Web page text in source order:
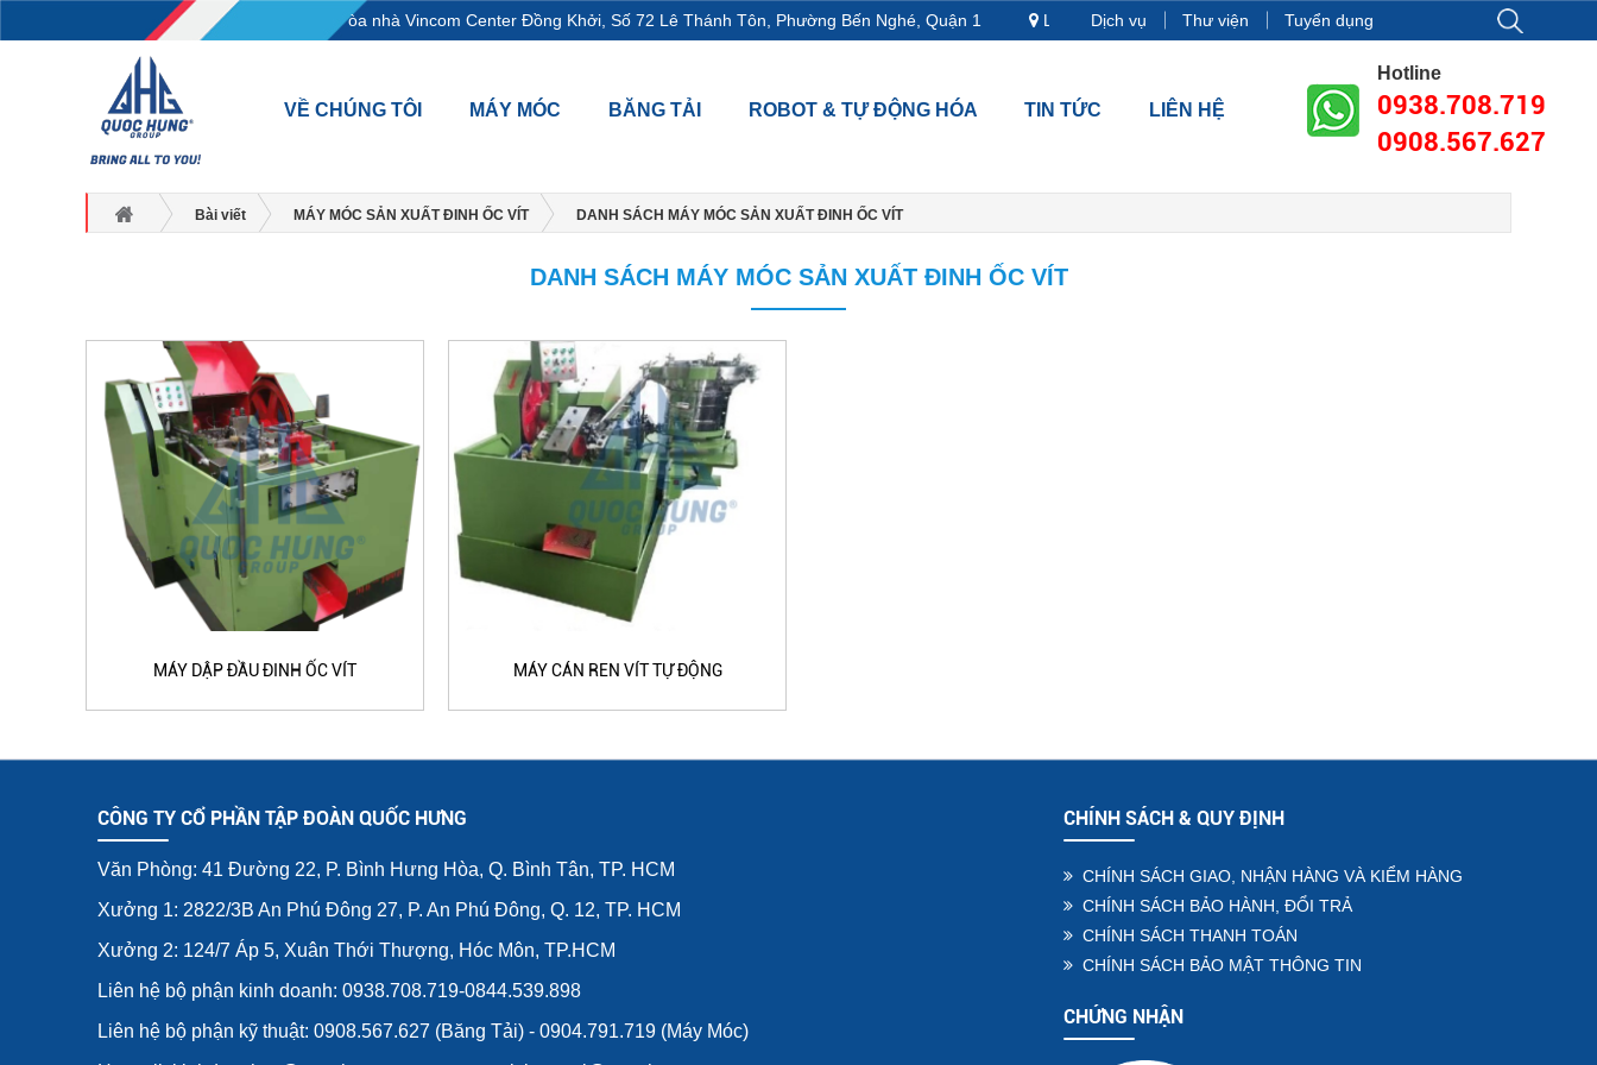
L18-11-13, Tầng 18, tòa nhà Vincom Center Đồng Khởi, Số 72 Lê Thánh Tôn, Phường Bến Nghé, Quận 1 L18-11-13, Tầng 18, tòa nhà Vincom Center Đồng Khởi, Số 72 Lê Thánh
Dịch vụ Thư viện Tuyển dụng
VỀ CHÚNG TÔI MÁY MÓC BĂNG TẢI ROBOT & TỰ ĐỘNG HÓA TIN TỨC LIÊN HỆ
Hotline
0938.708.719
0908.567.627
Bài viết MÁY MÓC SẢN XUẤT ĐINH ỐC VÍT DANH SÁCH MÁY MÓC SẢN XUẤT ĐINH ỐC VÍT
DANH SÁCH MÁY MÓC SẢN XUẤT ĐINH ỐC VÍT
MÁY DẬP ĐẦU ĐINH ỐC VÍT MÁY CÁN REN VÍT TỰ ĐỘNG
CÔNG TY CỔ PHẦN TẬP ĐOÀN QUỐC HƯNG
Văn Phòng: 41 Đường 22, P. Bình Hưng Hòa, Q. Bình Tân, TP. HCM
Xưởng 1: 2822/3B An Phú Đông 27, P. An Phú Đông, Q. 12, TP. HCM
Xưởng 2: 124/7 Áp 5, Xuân Thới Thượng, Hóc Môn, TP.HCM
Liên hệ bộ phận kinh doanh: 0938.708.719-0844.539.898
Liên hệ bộ phận kỹ thuật: 0908.567.627 (Băng Tải) - 0904.791.719 (Máy Móc)
CHÍNH SÁCH & QUY ĐỊNH
CHÍNH SÁCH GIAO, NHẬN HÀNG VÀ KIỂM HÀNG
CHÍNH SÁCH BẢO HÀNH, ĐỔI TRẢ
CHÍNH SÁCH THANH TOÁN
CHÍNH SÁCH BẢO MẬT THÔNG TIN
CHỨNG NHẬN